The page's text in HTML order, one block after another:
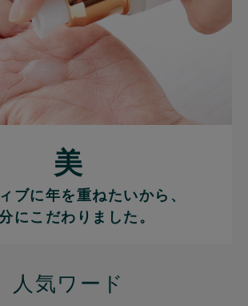
美
ブに年を重ねたいから、
にこだわりました。
人気ワード